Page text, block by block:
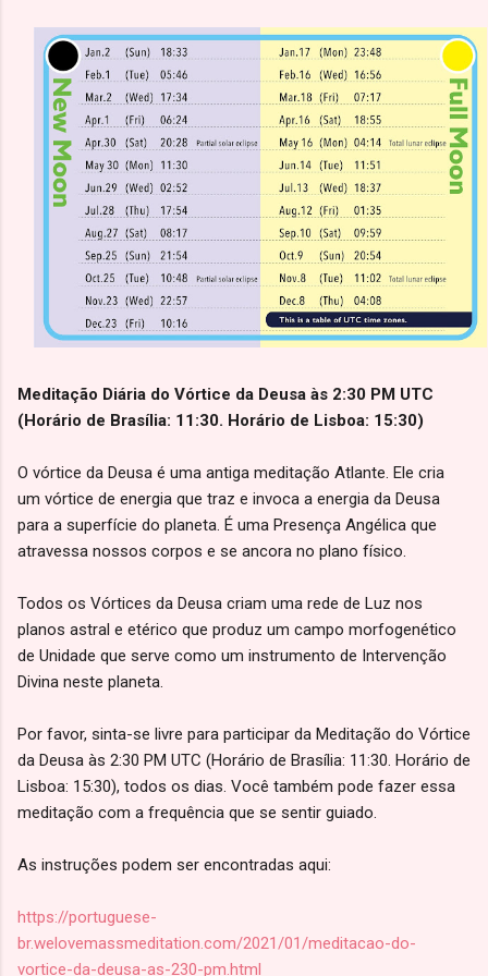
Meditação Diária do Vórtice da Deusa às 2:30 PM UTC
(Horário de Brasília: 11:30. Horário de Lisboa: 15:30)
O vórtice da Deusa é uma antiga meditação Atlante. Ele cria
um vórtice de energia que traz e invoca a energia da Deusa
para a superfície do planeta. É uma Presença Angélica que
atravessa nossos corpos e se ancora no plano físico.
Todos os Vórtices da Deusa criam uma rede de Luz nos
planos astral e etérico que produz um campo morfogenético
de Unidade que serve como um instrumento de Intervenção
Divina neste planeta.
Por favor, sinta-se livre para participar da Meditação do Vórtice
da Deusa às 2:30 PM UTC (Horário de Brasília: 11:30. Horário de
Lisboa: 15:30), todos os dias. Você também pode fazer essa
meditação com a frequência que se sentir guiado.
As instruções podem ser encontradas aqui:
https://portuguese-
br.welovemassmeditation.com/2021/01/meditacao-do-
vortice-da-deusa-as-230-pm.html